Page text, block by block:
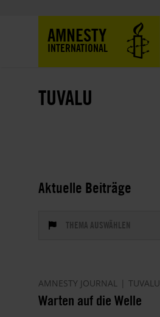
AMNESTY
INTERNATIONAL
TUVALU
Aktuelle Beiträge
THEMA AUSWÄHLEN
AMNESTY JOURNAL TUVALU
Warten auf die Welle